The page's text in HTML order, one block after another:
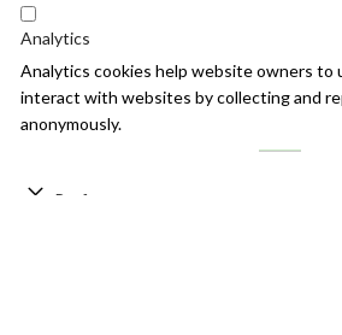
Analytics
Analytics cookies help website owners to
interact with websites by collecting and
anonymously.
Preferences